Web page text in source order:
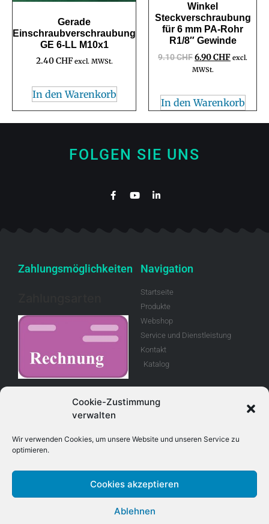
Cookie-Zustimmung
verwalten
Wir verwenden Cookies, um unsere Website und unseren Service zu
optimieren.
Cookies akzeptieren
Ablehnen
Gerade
Einschraubverschraubung
GE 6-LL M10x1
2.40CHF excl. MWSt.
In den Warenkorb
Winkel
Steckverschraubung
für 6 mm PA-Rohr
R1/8″ Gewinde
9.10CHF6.90CHF excl.
MWSt.
In den Warenkorb
FOLGEN SIE UNS
Zahlungsmöglichkeiten
Geschäftsbedingungen
Retouren
Navigation
Startseite
Produkte
Webshop
Service und Dienstleistung
Kontakt
Katalog
Adresse Kontakt